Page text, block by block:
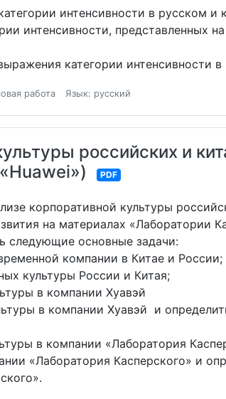
интенсивности в русском и
интенсивности, представленных
категории интенсивности
работа Язык: русский
российских и
PDF
корпоративной культуры
на материалах «Лаборатории
следующие основные задачи:
компании в Китае и России;
культуры России и Китая;
в компании Хуавэй
в компании Хуавэй и
в компании «Лаборатория
«Лаборатория Касперского» и